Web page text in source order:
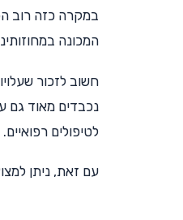
במקרה כזה רוב
המכונה
חשוב לזכור
נכבדים מאוד גם
לטיפולים רפואיים.
עם זאת, ניתן